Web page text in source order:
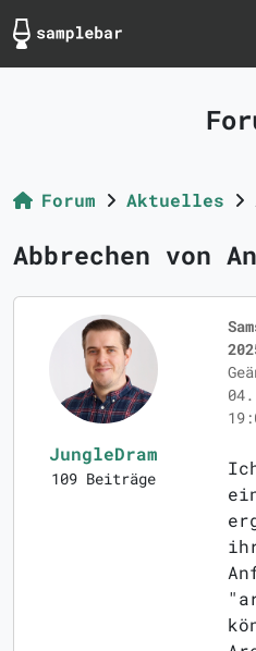
Forum Aktuelles
Abbrechen von
JungleDram
109 Beiträge
04.